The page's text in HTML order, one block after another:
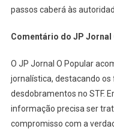
passos caberá às
Comentário do JP Jornal
O JP Jornal O Popular
jornalística, destacando
desdobramentos no STF.
informação precisa ser
compromisso com a